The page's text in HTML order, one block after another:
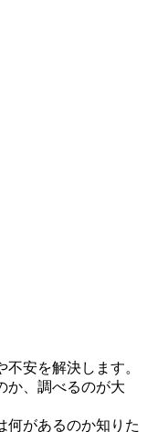
安を解決します。
か、調べるのが大
何があるのか知りた